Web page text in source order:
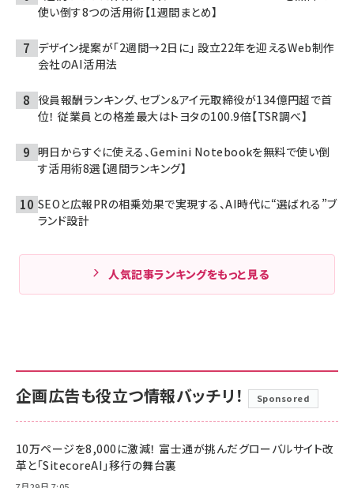
使い倒す8つの活用術【1週間まとめ】
デザイン提案が「2週間→2日に」 設立22年を迎えるWeb制作
会社のAI活用法
役員報酬ランキング、セブン＆アイ元取締役が134億円超で首
位！ 従業員との格差最大はトヨタの100.9倍【TSR調べ】
明日からすぐに使える、Gemini Notebookを無料で使い倒
す活用術8選【週間ランキング】
SEOと広報PRの相乗効果で実現する、AI時代に“選ばれる”ブ
ランド設計
人気記事ランキングをもっと見る
企画広告も役立つ情報バッチリ！ Sponsored
10万ページを8,000に激減！ 富士通が挑んだグローバルサイト改
革と「SitecoreAI」移行の舞台裏